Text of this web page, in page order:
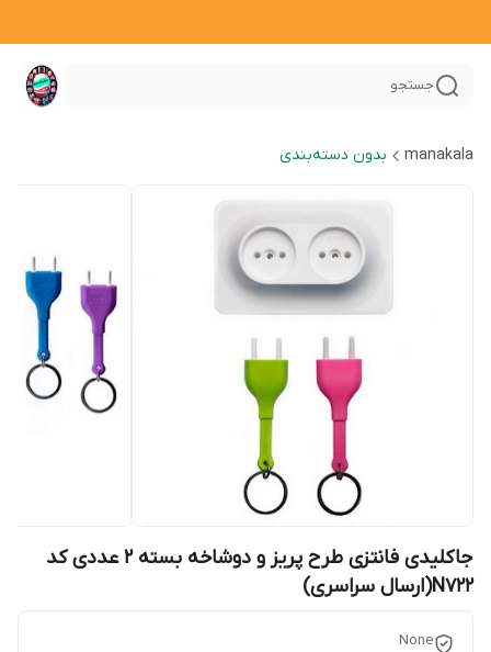
جستجو
manakala بدون دسته‌بندی
جاکلیدی فانتزی طرح پریز و دوشاخه بسته 2 عددی کد
N722(ارسال سراسری)
None